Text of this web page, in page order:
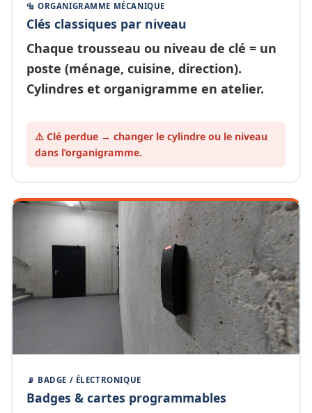
🔩 ORGANIGRAMME MÉCANIQUE
Clés classiques par niveau
Chaque trousseau ou niveau de clé = un
poste (ménage, cuisine, direction).
Cylindres et organigramme en atelier.
⚠️ Clé perdue → changer le cylindre ou le niveau
dans l’organigramme.
📡 BADGE / ÉLECTRONIQUE
Badges & cartes programmables